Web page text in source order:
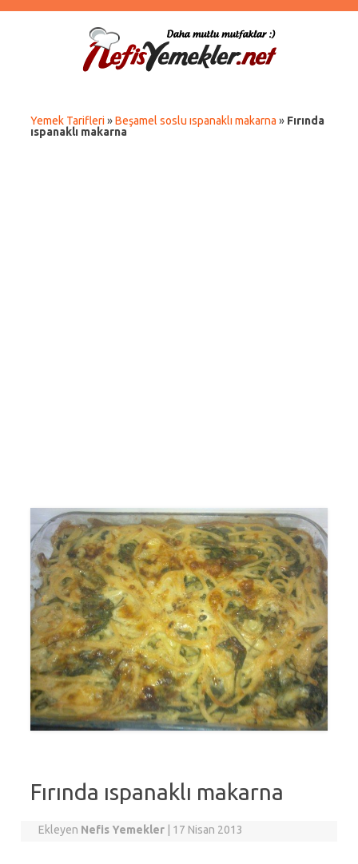
Yemek Tarifleri »Beşamel soslu ıspanaklı makarna » Fırında
ıspanaklı makarna
Fırında ıspanaklı makarna
Ekleyen Nefis Yemekler 17 Nisan 2013